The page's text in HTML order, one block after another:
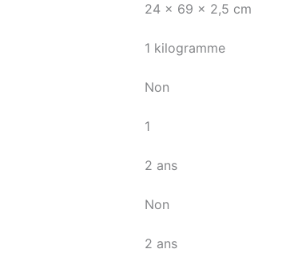
24 x 69 x 2,5 cm
1 kilogramme
Non
1
2 ans
Non
2 ans